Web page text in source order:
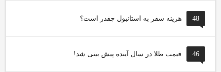
48 هزینه سفر به استانبول چقدر است؟
46 قیمت طلا در سال آینده پیش بینی شد!